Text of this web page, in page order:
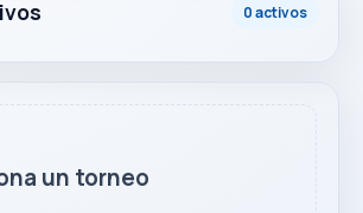
0 activos
un torneo